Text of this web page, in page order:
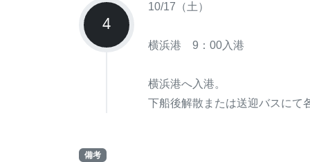
4
10/17（土）
横浜港 9：00入港
横浜港へ入港。
下船後解散または送迎バスにて
備考